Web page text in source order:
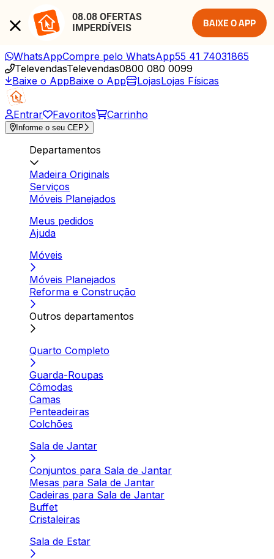
08.08 OFERTAS
IMPERDÍVEIS
BAIXE O APP
WhatsAppCompre pelo WhatsApp55 41 74031865
TelevendasTelevendas0800 080 0099
Baixe o AppBaixe o App LojasLojas Físicas
Entrar Favoritos Carrinho
Informe o seu CEP
Departamentos
Madeira Originals
Serviços
Móveis Planejados
Meus pedidos
Ajuda
Móveis
Móveis Planejados
Reforma e Construção
Outros departamentos
Quarto Completo
Guarda-Roupas
Cômodas
Camas
Penteadeiras
Colchões
Sala de Jantar
Conjuntos para Sala de Jantar
Mesas para Sala de Jantar
Cadeiras para Sala de Jantar
Buffet
Cristaleiras
Sala de Estar